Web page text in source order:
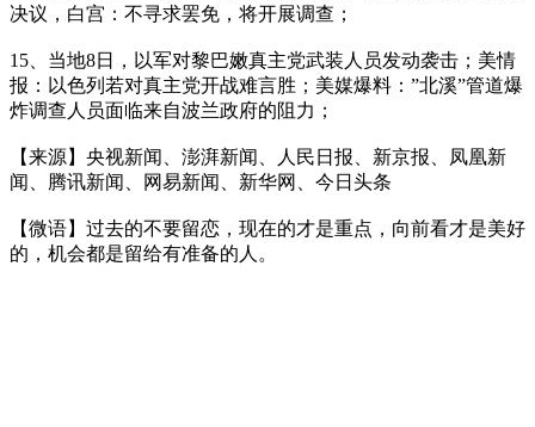
决议，白宫：不寻求罢免，将开展调查；
15、当地8日，以军对黎巴嫩真主党武装人员发动袭击；美情
报：以色列若对真主党开战难言胜；美媒爆料：”北溪”管道爆
炸调查人员面临来自波兰政府的阻力；
【来源】央视新闻、澎湃新闻、人民日报、新京报、凤凰新
闻、腾讯新闻、网易新闻、新华网、今日头条
【微语】过去的不要留恋，现在的才是重点，向前看才是美好
的，机会都是留给有准备的人。